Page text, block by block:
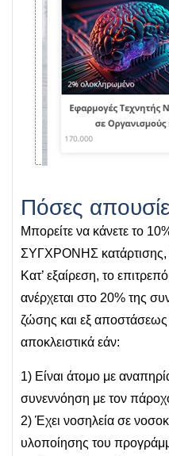
Πόσες
Μπορείτε να κάνετε το
ΣΥΓΧΡΟΝΗΣ κατάρτισης,
Κατ’ εξαίρεση, το
ανέρχεται στο 20% της
ζώσης και εξ αποστάσεως
αποκλειστικά εάν:
1) Είναι άτομο με
συνεννόηση με τον
2) Έχει νοσηλεία σε
υλοποίησης του